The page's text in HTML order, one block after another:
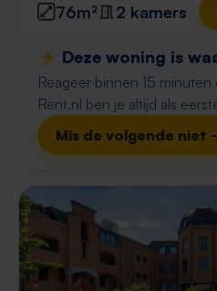
76m² 2 kamers
⚡️ Deze woning is
Reageer binnen 15
Rent.nl ben je altijd als
Mis de volgende niet